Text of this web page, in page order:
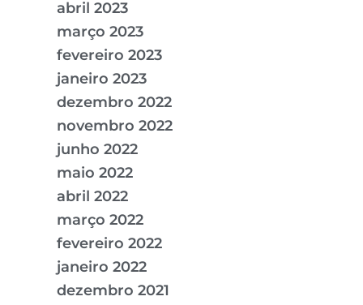
abril 2023
março 2023
fevereiro 2023
janeiro 2023
dezembro 2022
novembro 2022
junho 2022
maio 2022
abril 2022
março 2022
fevereiro 2022
janeiro 2022
dezembro 2021